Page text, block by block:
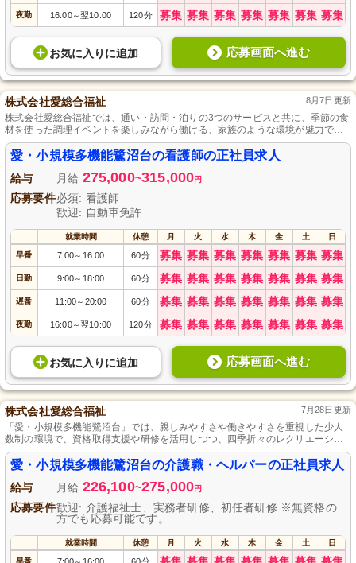
夜勤 16:00～翌10:00 120分 募集 募集 募集 募集 募集 募集 募集
お気に入り に追加 応募画面へ進む
株式会社愛総合福祉 8月7日更新
株式会社愛総合福祉では、通い・訪問・泊りの3つのサービスと共に、季節の食
材を使った調理イベントを楽しみながら働ける、家族のような環境が魅力で
す。
愛・小規模多機能鷺沼台の看護師の正社員求人
給与 月給 275,000~315,000円
応募要件必須: 看護師
歓迎: 自動車免許
就業時間 休憩 月 火 水 木 金 土 日
早番 7:00～ 16:00 60分 募集 募集 募集 募集 募集 募集 募集
日勤 9:00～ 18:00 60分 募集 募集 募集 募集 募集 募集 募集
遅番 11:00～ 20:00 60分 募集 募集 募集 募集 募集 募集 募集
夜勤 16:00～翌10:00 120分 募集 募集 募集 募集 募集 募集 募集
お気に入り に追加 応募画面へ進む
株式会社愛総合福祉 7月28日更新
「愛・小規模多機能鷺沼台」では、親しみやすさや働きやすさを重視した少人
数制の環境で、資格取得支援や研修を活用しつつ、四季折々のレクリエーショ
ンを楽しみながら、日常の支えや夢を届けるやりがいある仕事に取り組めま
す。
愛・小規模多機能鷺沼台の介護職・ヘルパーの正社員求人
給与 月給 226,100~275,000円
応募要件歓迎: 介護福祉士、実務者研修、初任者研修 ※無資格の
方でも応募可能です。
就業時間 休憩 月 火 水 木 金 土 日
早番